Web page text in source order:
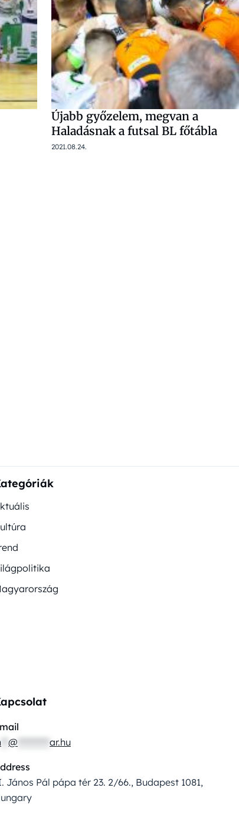
Újabb győzelem, megvan a
Haladásnak a futsal BL főtábla
2021.08.24.
@ ar.hu
János Pál pápa tér 23. 2/66., Budapest 1081,